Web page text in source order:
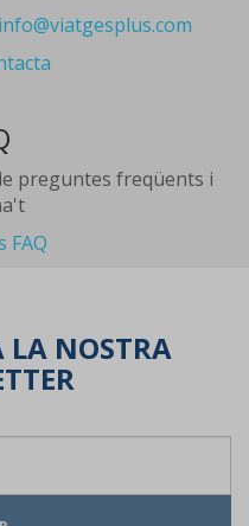
info@viatgesplus.com
preguntes freqüents i
FAQ
LA NOSTRA